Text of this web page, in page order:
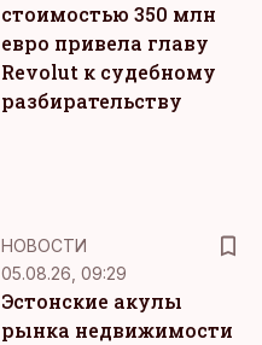
стоимостью 350 млн
евро привела главу
Revolut к судебному
разбирательству
НОВОСТИ
05.08.26, 09:29
Эстонские акулы
рынка недвижимости